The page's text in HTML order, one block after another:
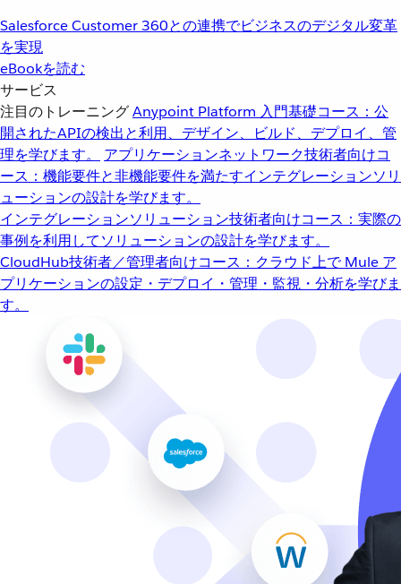
Salesforce Customer 360との連携でビジネスのデジタル変革
を実現
eBookを読む
サービス
注目のトレーニングAnypoint Platform 入門基礎コース：公
開されたAPIの検出と利用、デザイン、ビルド、デプロイ、管
理を学びます。
アプリケーションネットワーク技術者向けコ
ース：機能要件と非機能要件を満たすインテグレーションソリ
ューションの設計を学びます。
インテグレーションソリューション技術者向けコース：実際の
事例を利用してソリューションの設計を学びます。
CloudHub技術者／管理者向けコース：クラウド上で Mule ア
プリケーションの設定・デプロイ・管理・監視・分析を学びま
す。